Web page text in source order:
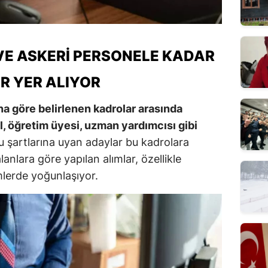
ASKERI PERSONELE KADAR
YER ALIYOR
göre belirlenen kadrolar arasında
öğretim üyesi, uzman yardımcısı gibi
şartlarına uyan adaylar bu kadrolara
göre yapılan alımlar, özellikle
yoğunlaşıyor.